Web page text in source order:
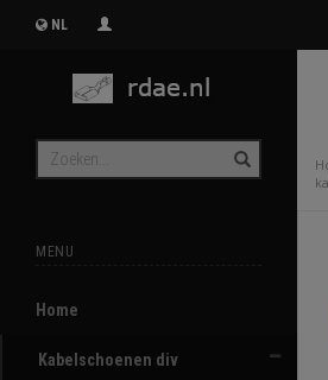
NL
MENU
Home
Kabelschoenen div